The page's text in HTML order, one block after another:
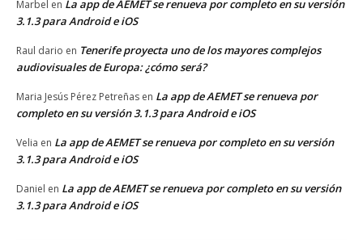
Marbel en La app de AEMET se renueva por completo en su versión
3.1.3 para Android e iOS
Raul dario en Tenerife proyecta uno de los mayores complejos
audiovisuales de Europa: ¿cómo será?
Maria Jesús Pérez Petreñas en La app de AEMET se renueva por
completo en su versión 3.1.3 para Android e iOS
Velia en La app de AEMET se renueva por completo en su versión
3.1.3 para Android e iOS
Daniel en La app de AEMET se renueva por completo en su versión
3.1.3 para Android e iOS